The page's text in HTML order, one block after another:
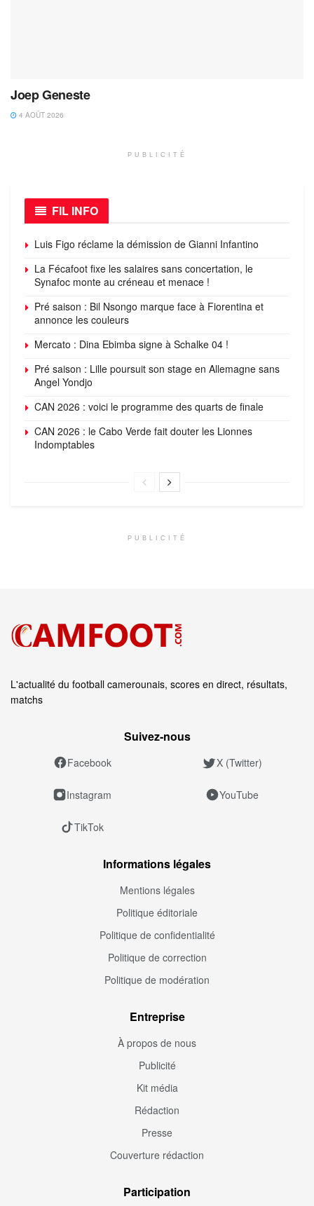
Joep Geneste
4 AOÛT 2026
PUBLICITÉ
FIL INFO
Luis Figo réclame la démission de Gianni Infantino
La Fécafoot fixe les salaires sans concertation, le
Synafoc monte au créneau et menace !
Pré saison : Bil Nsongo marque face à Fiorentina et
annonce les couleurs
Mercato : Dina Ebimba signe à Schalke 04 !
Pré saison : Lille poursuit son stage en Allemagne sans
Angel Yondjo
CAN 2026 : voici le programme des quarts de finale
CAN 2026 : le Cabo Verde fait douter les Lionnes
Indomptables
PUBLICITÉ
L'actualité du football camerounais, scores en direct, résultats,
matchs
Suivez‑nous
Facebook X (Twitter)
Instagram YouTube
TikTok
Informations légales
Mentions légales
Politique éditoriale
Politique de confidentialité
Politique de correction
Politique de modération
Entreprise
À propos de nous
Publicité
Kit média
Rédaction
Presse
Couverture rédaction
Participation